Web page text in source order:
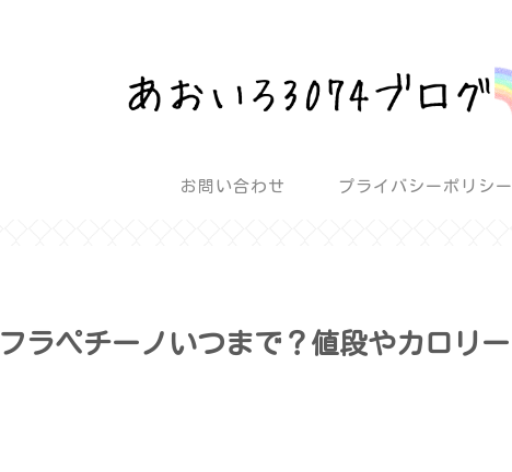
お問い合わせ プライバシーポリシー
ラペチーノいつまで？値段やカロリー